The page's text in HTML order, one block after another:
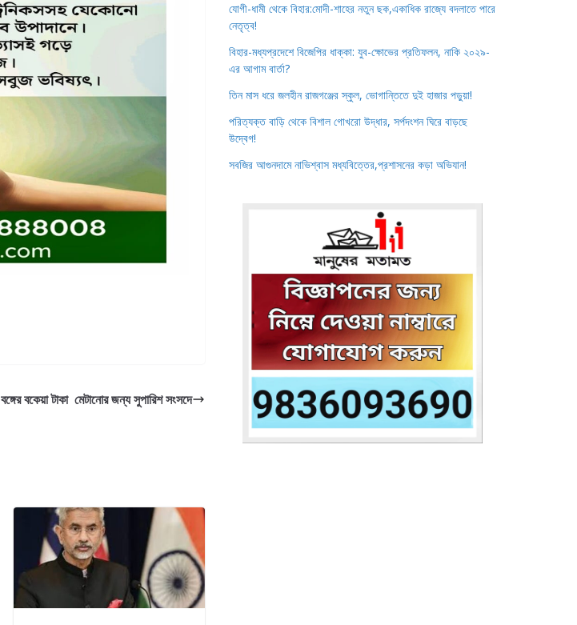
বঙ্গের বকেয়া টাকা মেটানোর জন্য সুপারিশ সংসদে
যোগী-ধামী থেকে বিহার:মোদী-শাহের নতুন ছক,একাধিক রাজ্যে বদলাতে পারে
নেতৃত্ব!
বিহার-মধ্যপ্রদেশে বিজেপির ধাক্কা: যুব-ক্ষোভের প্রতিফলন, নাকি ২০২৯-
এর আগাম বার্তা?
তিন মাস ধরে জলহীন রাজগঞ্জের স্কুল, ভোগান্তিতে দুই হাজার পড়ুয়া!
পরিত্যক্ত বাড়ি থেকে বিশাল গোখরো উদ্ধার, সর্পদংশন ঘিরে বাড়ছে
উদ্বেগ!
সবজির আগুনদামে নাভিশ্বাস মধ্যবিত্তের,প্রশাসনের কড়া অভিযান!